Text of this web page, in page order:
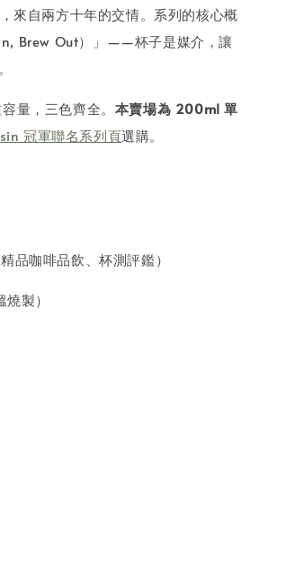
來自兩方十年的交情。系列的核心概
Brew Out）」——杯子是媒介，讓
量，三色齊全。 本賣場為 200ml 單
冠軍聯名系列頁選購。
咖啡品飲、杯測評鑑）
製）